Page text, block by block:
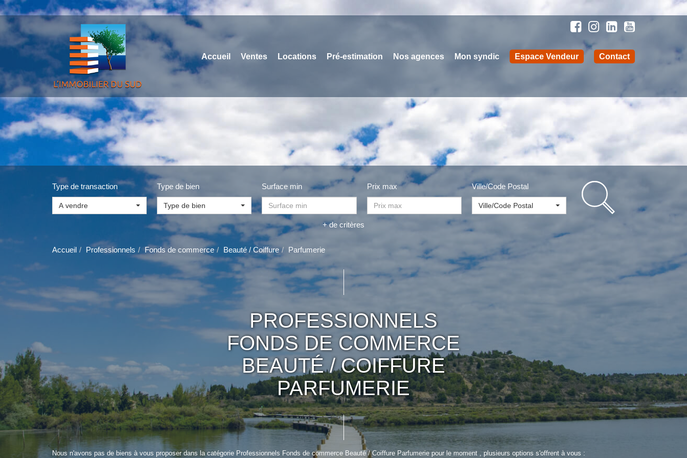
Accueil Ventes Locations Pré-estimation Nos agences Mon syndic Espace Vendeur Contact
Type de transaction
A vendre
Type de bien
Type de bien
Surface min Prix max Ville/Code Postal
Ville/Code Postal
+ de critères
Accueil Professionnels Fonds de commerce Beauté / Coiffure Parfumerie
PROFESSIONNELS
FONDS DE COMMERCE
BEAUTÉ / COIFFURE
PARFUMERIE
Nous n'avons pas de biens à vous proposer dans la catégorie Professionnels Fonds de commerce Beauté / Coiffure Parfumerie pour le moment , plusieurs options s'offrent à vous :